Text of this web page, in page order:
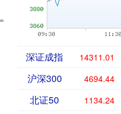
深证成指 14311.01
沪深300 4694.44
北证50 1134.24